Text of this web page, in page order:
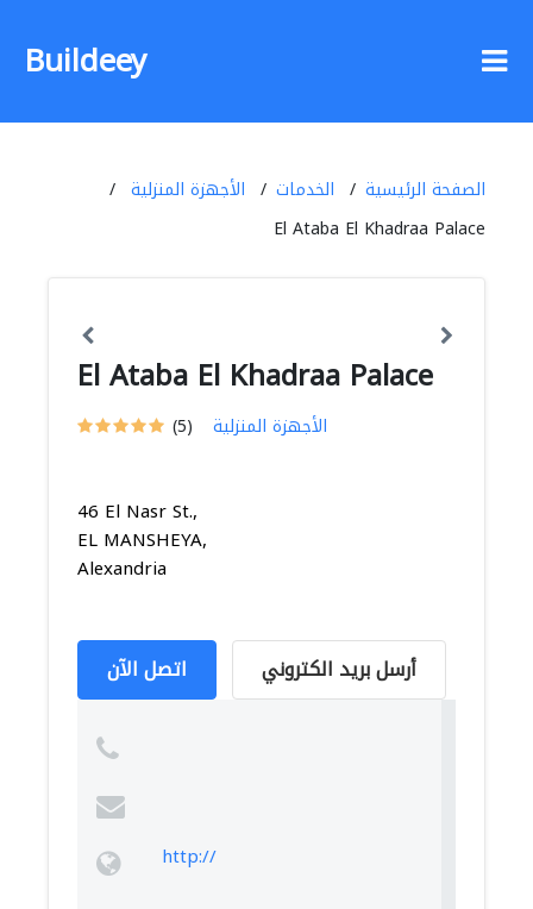
Buildeey
الصفحة الرئيسية الخدمات
الأجهزة المنزلية
El Ataba El Khadraa Palace
El Ataba El Khadraa Palace
(5) الأجهزة المنزلية
46 El Nasr St.,
EL MANSHEYA,
Alexandria
اتصل الآن أرسل بريد الكتروني
http://